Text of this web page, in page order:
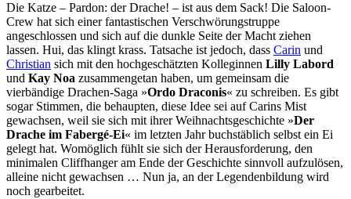
Die Katze – Pardon: der Drache! – ist aus dem Sack! Die Saloon-
Crew hat sich einer fantastischen Verschwörungstruppe
angeschlossen und sich auf die dunkle Seite der Macht ziehen
lassen. Hui, das klingt krass. Tatsache ist jedoch, dass Carin und
Christian sich mit den hochgeschätzten Kolleginnen Lilly Labord
und Kay Noa zusammengetan haben, um gemeinsam die
vierbändige Drachen-Saga »Ordo Draconis« zu schreiben. Es gibt
sogar Stimmen, die behaupten, diese Idee sei auf Carins Mist
gewachsen, weil sie sich mit ihrer Weihnachtsgeschichte »Der
Drache im Fabergé-Ei« im letzten Jahr buchstäblich selbst ein Ei
gelegt hat. Womöglich fühlt sie sich der Herausforderung, den
minimalen Cliffhanger am Ende der Geschichte sinnvoll aufzulösen,
alleine nicht gewachsen … Nun ja, an der Legendenbildung wird
noch gearbeitet.